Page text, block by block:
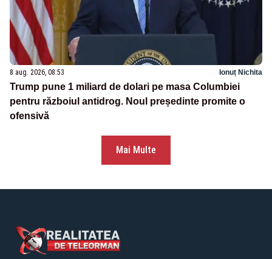
8 aug. 2026, 08:53 Ionuț Nichita
Trump pune 1 miliard de dolari pe masa Columbiei
pentru războiul antidrog. Noul președinte promite o
ofensivă
Mai Multe